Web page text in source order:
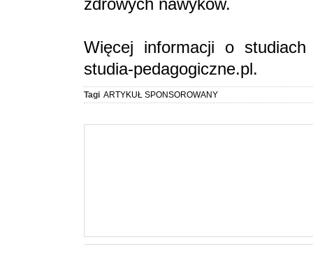
zdrowych nawyków.
Więcej informacji o
studia-pedagogiczne.pl.
Tagi ARTYKUŁ SPONSOROWANY